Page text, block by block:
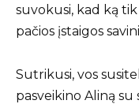
suvokusi, kad ką
pačios įstaigos
Sutrikusi, vos
pasveikino Aliną su